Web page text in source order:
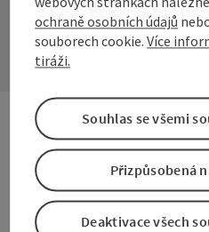
Kontaktní formulář
Další webové stránky
Služby
ochraně osobních údajů
souborech cookie.Více
tiráži.
Deaktivace všech
Přizpůsobená
Souhlas se všemi